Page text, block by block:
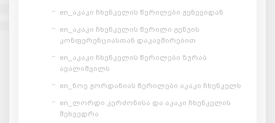
en_აკაკი ჩხენკელის წერილები ჟენევიდან
en_აკაკი ჩხენკელის წერილი გენუის
კონფერენციასთან დაკავშირებით
en_აკაკი ჩხენკელის წერილები ზურაბ
ავალიშვილს
en_ნოე ჟორდანიას წერილები აკაკი ჩხენკელს
en_ლორდი კერძონისა და აკაკი ჩხენკელის
შეხვედრა